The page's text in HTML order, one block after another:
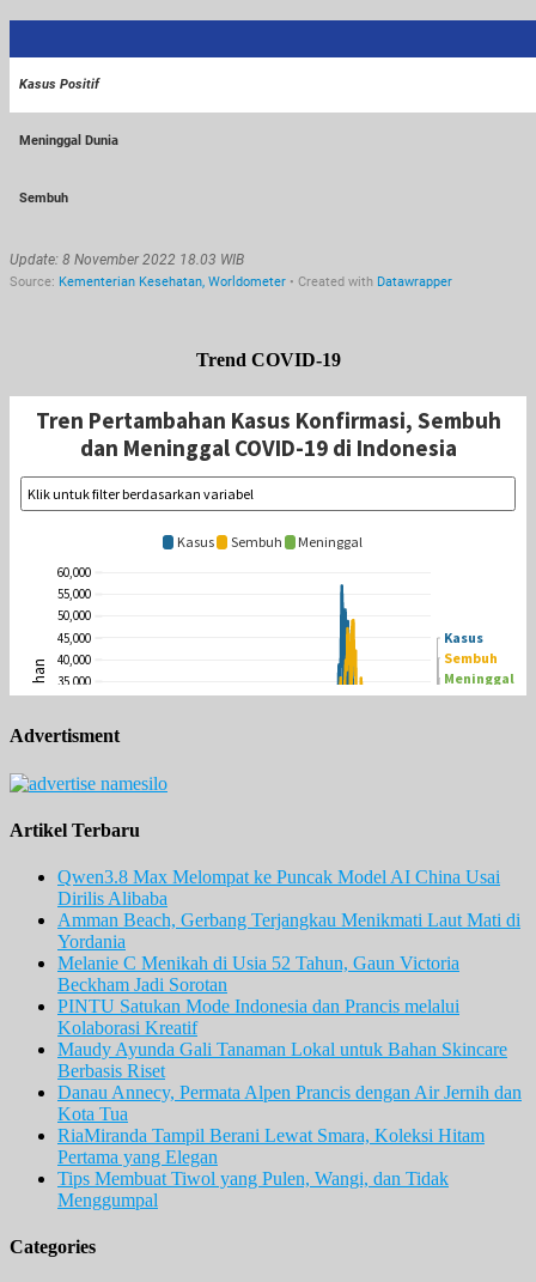
Trend COVID-19
Advertisment
Artikel Terbaru
Qwen3.8 Max Melompat ke Puncak Model AI China Usai
Dirilis Alibaba
Amman Beach, Gerbang Terjangkau Menikmati Laut Mati di
Yordania
Melanie C Menikah di Usia 52 Tahun, Gaun Victoria
Beckham Jadi Sorotan
PINTU Satukan Mode Indonesia dan Prancis melalui
Kolaborasi Kreatif
Maudy Ayunda Gali Tanaman Lokal untuk Bahan Skincare
Berbasis Riset
Danau Annecy, Permata Alpen Prancis dengan Air Jernih dan
Kota Tua
RiaMiranda Tampil Berani Lewat Smara, Koleksi Hitam
Pertama yang Elegan
Tips Membuat Tiwol yang Pulen, Wangi, dan Tidak
Menggumpal
Categories